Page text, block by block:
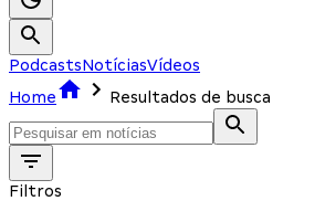
PodcastsNotíciasVídeos
Home
Resultados de busca
Filtros